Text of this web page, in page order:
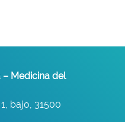
– Medicina del
bajo, 31500